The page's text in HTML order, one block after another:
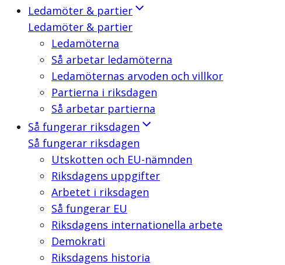
Ledamöter & partier
Ledamöter & partier
Ledamöterna
Så arbetar ledamöterna
Ledamöternas arvoden och villkor
Partierna i riksdagen
Så arbetar partierna
Så fungerar riksdagen
Så fungerar riksdagen
Utskotten och EU-nämnden
Riksdagens uppgifter
Arbetet i riksdagen
Så fungerar EU
Riksdagens internationella arbete
Demokrati
Riksdagens historia